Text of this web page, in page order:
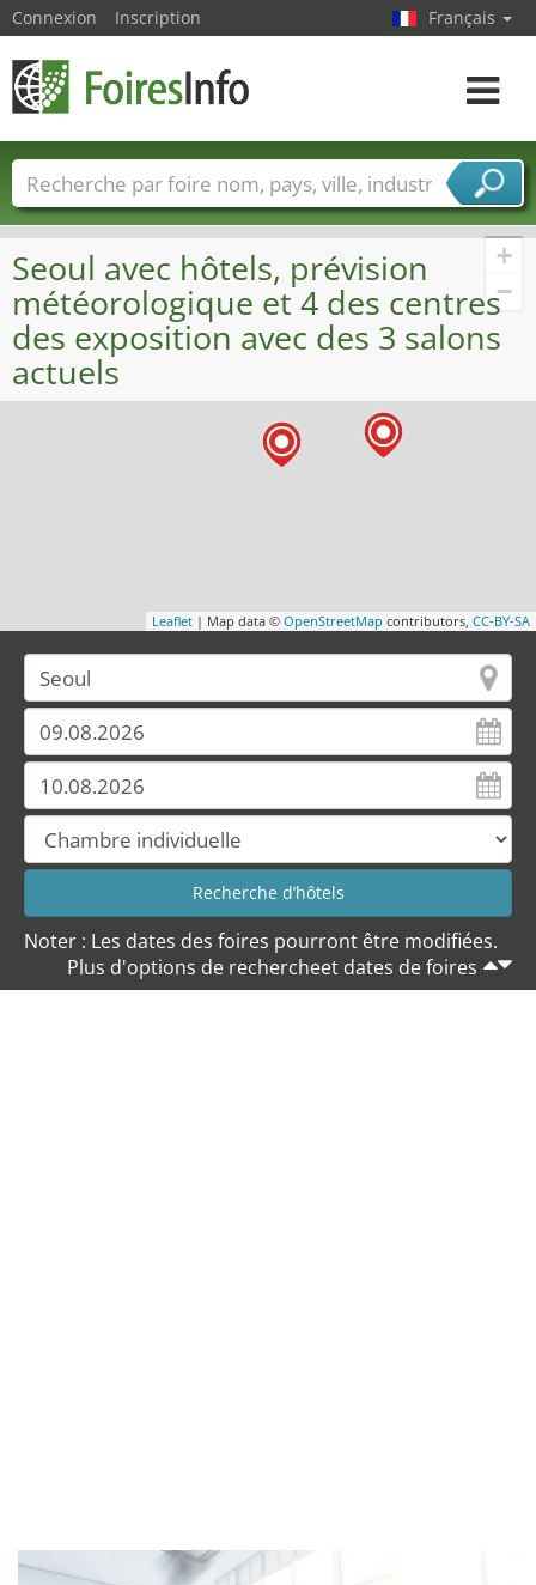
+
−
Leaflet | Map data © OpenStreetMap contributors, CC-BY-SA
Seoul avec hôtels, prévision
météorologique et 4 des centres
des exposition avec des 3 salons
actuels
Noter : Les dates des foires pourront être modifiées.
Plus d'options de rechercheet dates de foires
Connexion Inscription Français
Toggle
Foire noms Pays Villes
Secteurs de foire
Secteurs du fournisseur de services